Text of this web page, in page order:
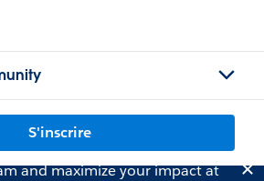
S'inscrire
and maximize your impact at